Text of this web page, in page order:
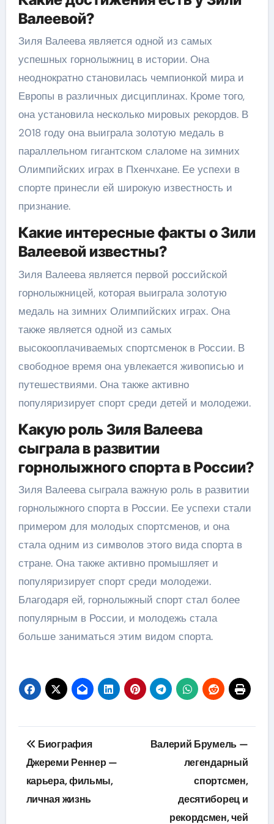
Валеевой?
Зиля Валеева является одной из самых
успешных горнолыжниц в истории. Она
неоднократно становилась чемпионкой мира и
Европы в различных дисциплинах. Кроме того,
она установила несколько мировых рекордов. В
2018 году она выиграла золотую медаль в
параллельном гигантском слаломе на зимних
Олимпийских играх в Пхенчхане. Ее успехи в
спорте принесли ей широкую известность и
признание.
Какие интересные факты о Зили
Валеевой известны?
Зиля Валеева является первой российской
горнолыжницей, которая выиграла золотую
медаль на зимних Олимпийских играх. Она
также является одной из самых
высокооплачиваемых спортсменок в России. В
свободное время она увлекается живописью и
путешествиями. Она также активно
популяризирует спорт среди детей и молодежи.
Какую роль Зиля Валеева
сыграла в развитии
горнолыжного спорта в России?
Зиля Валеева сыграла важную роль в развитии
горнолыжного спорта в России. Ее успехи стали
примером для молодых спортсменов, и она
стала одним из символов этого вида спорта в
стране. Она также активно промышляет и
популяризирует спорт среди молодежи.
Благодаря ей, горнолыжный спорт стал более
популярным в России, и молодежь стала
больше заниматься этим видом спорта.
Навигация
по
записям
Биография
Джереми Реннер —
карьера, фильмы,
личная жизнь
Валерий Брумель —
легендарный
спортсмен,
десятиборец и
рекордсмен, чей